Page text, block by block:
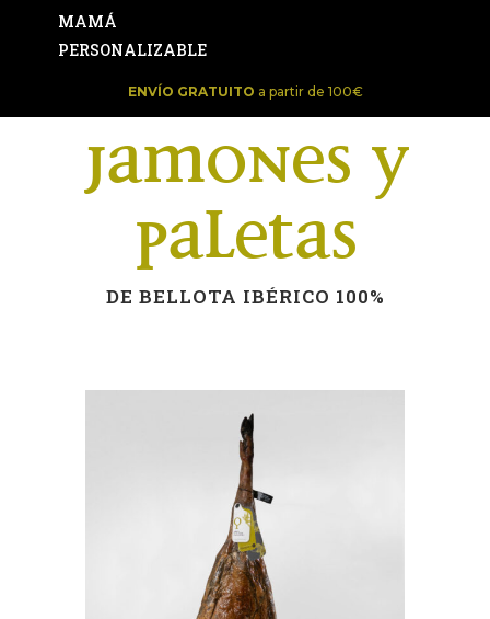
MAMÁ
PERSONALIZABLE
ENVÍO GRATUITO a partir de 100€
Jamones y
Paletas
DE BELLOTA IBÉRICO 100%